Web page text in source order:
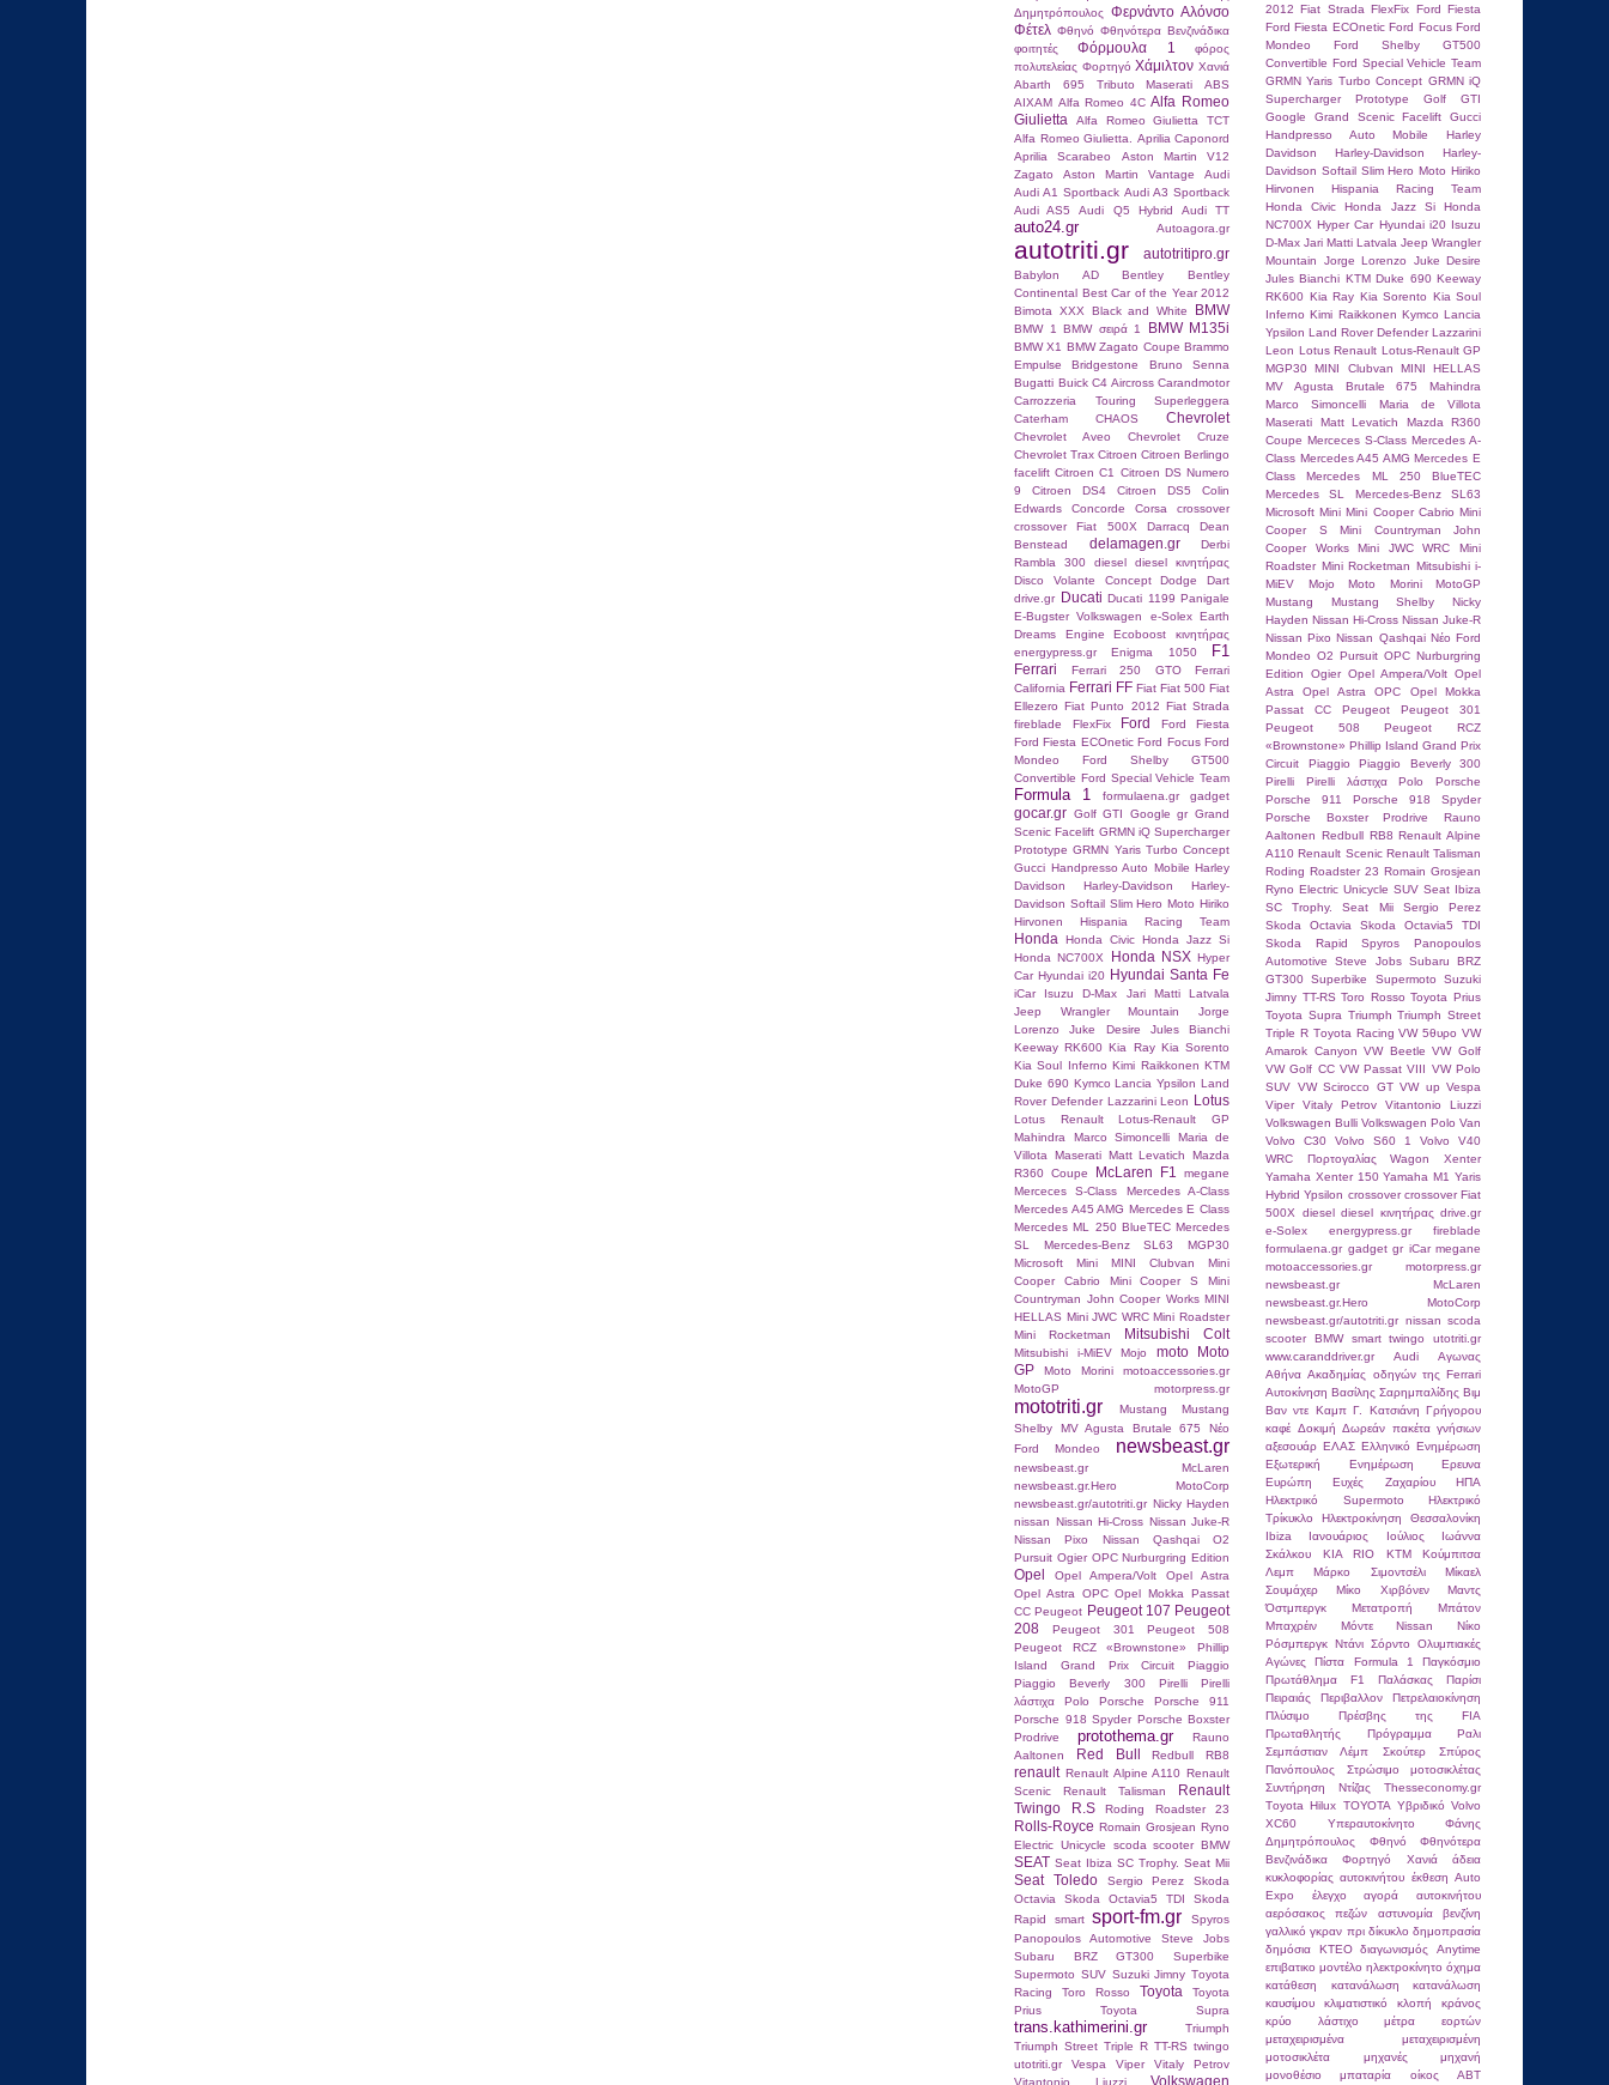
Δημητρόπουλος Φερνάντο Αλόνσο
Φέτελ Φθηνό Φθηνότερα Βενζινάδικα
φοιτητές
Φόρμουλα 1
φόρος
πολυτελείας Φορτηγό Χάμιλτον Χανιά
Abarth 695 Tributo Maserati
ABS
AIXAM Alfa Romeo 4C Alfa Romeo
Giulietta
Alfa Romeo Giulietta TCT
Alfa Romeo Giulietta.
Aprilia Caponord
Aprilia Scarabeo
Aston Martin V12
Zagato
Aston Martin Vantage
Audi
Audi A1 Sportback Audi A3 Sportback
Audi AS5
Audi Q5 Hybrid Audi TT
auto24.gr Autoagora.gr
autotriti.gr autotritipro.gr
Babylon AD Bentley
Bentley
Continental Best Car of the Year 2012
Bimota XXX
Black and White BMW
BMW 1 BMW σειρά 1 BMW M135i
BMW X1 BMW Zagato Coupe Brammo
Empulse
Bridgestone
Bruno Senna
Bugatti Buick C4 Aircross Carandmotor
Carrozzeria Touring Superleggera
Caterham
CHAOS Chevrolet
Chevrolet Aveo
Chevrolet Cruze
Chevrolet Trax Citroen Citroen Berlingo
facelift Citroen C1
Citroen DS Numero
9
Citroen DS4 Citroen DS5
Colin
Edwards
Concorde Corsa
crossover
crossover Fiat 500X
Darracq
Dean
Benstead
delamagen.gr
Derbi
Rambla 300
diesel
diesel κινητήρας
Disco Volante Concept
Dodge Dart
drive.gr
Ducati Ducati 1199 Panigale
E-Bugster Volkswagen
e-Solex Earth
Dreams Engine
Ecoboost κινητήρας
energypress.gr
Enigma 1050 F1
Ferrari Ferrari 250 GTO
Ferrari
California Ferrari FF Fiat Fiat 500 Fiat
Ellezero Fiat Punto 2012 Fiat Strada
fireblade
FlexFix Ford
Ford Fiesta
Ford Fiesta ECOnetic Ford Focus Ford
Mondeo
Ford Shelby GT500
Convertible Ford Special Vehicle Team
Formula 1 formulaena.gr gadget
gocar.gr Golf GTI Google gr Grand
Scenic Facelift GRMN iQ Supercharger
Prototype GRMN Yaris Turbo Concept
Gucci Handpresso Auto Mobile Harley
Davidson
Harley-Davidson
Harley-
Davidson Softail Slim Hero Moto Hiriko
Hirvonen
Hispania Racing Team
Honda Honda Civic Honda Jazz Si
Honda NC700X
Honda NSX Hyper
Car Hyundai i20 Hyundai Santa Fe
iCar Isuzu D-Max
Jari Matti Latvala
Jeep Wrangler Mountain
Jorge
Lorenzo
Juke Desire
Jules Bianchi
Keeway RK600 Kia Ray Kia Sorento
Kia Soul Inferno Kimi Raikkοnen KTM
Duke 690 Kymco Lancia Ypsilon Land
Rover Defender Lazzarini Leon Lotus
Lotus Renault
Lotus-Renault GP
Mahindra
Marco Simoncelli
Maria de
Villota
Maserati Matt Levatich
Mazda
R360 Coupe
McLaren F1
megane
Merceces S-Class
Mercedes A-Class
Mercedes A45 AMG Mercedes E Class
Mercedes ML 250 BlueTEC Mercedes
SL
Mercedes-Benz SL63
MGP30
Microsoft
Mini MINI Clubvan
Mini
Cooper Cabrio
Mini Cooper S
Mini
Countryman John Cooper Works MINI
HELLAS Mini JWC WRC Mini Roadster
Mini Rocketman
Mitsubishi Colt
Mitsubishi i-MiEV Mojo moto
Moto
GP
Moto Morini
motoaccessories.gr
MotoGP
motorpress.gr
mototriti.gr Mustang
Mustang
Shelby
MV Agusta Brutale 675
Nέο
Ford Mondeo
newsbeast.gr
newsbeast.gr McLaren
newsbeast.gr.Hero MotoCorp
newsbeast.gr/autotriti.gr Nicky Hayden
nissan Nissan Hi-Cross Nissan Juke-R
Nissan Pixo
Nissan Qashqai
O2
Pursuit Ogier OPC Nurburgring Edition
Opel Opel Ampera/Volt
Opel Astra
Opel Astra OPC Opel Mokka
Passat
CC Peugeot Peugeot 107 Peugeot
208
Peugeot 301
Peugeot 508
Peugeot RCZ «Brownstone»
Phillip
Island Grand Prix Circuit
Piaggio
Piaggio Beverly 300
Pirelli
Pirelli
λάστιχα
Polo Porsche
Porsche 911
Porsche 918 Spyder Porsche Boxster
Prodrive
protothema.gr
Rauno
Aaltonen
Red Bull Redbull RB8
renault Renault Alpine A110 Renault
Scenic
Renault Talisman
Renault
Twingo R.S
Roding Roadster 23
Rolls-Royce Romain Grosjean Ryno
Electric Unicycle
scoda scooter BMW
SEAT Seat Ibiza SC Trophy. Seat Mii
Seat Toledo Sergio Perez
Skoda
Octavia
Skoda Octavia5 TDI
Skoda
Rapid
smart sport-fm.gr
Spyros
Panopoulos Autοmotive
Steve Jobs
Subaru BRZ GT300
Superbike
Supermoto SUV Suzuki Jimny Tοyota
Racing
Toro Rosso Toyota
Toyota
Prius
Toyota Supra
trans.kathimerini.gr
Triumph
Triumph Street Triple R TT-RS twingo
utotriti.gr
Vespa Viper
Vitaly Petrov
Vitantonio Liuzzi
Volkswagen
2012 Fiat Strada FlexFix Ford Fiesta
Ford Fiesta ECOnetic Ford Focus Ford
Mondeo
Ford Shelby GT500
Convertible Ford Special Vehicle Team
GRMN Yaris Turbo Concept GRMN iQ
Supercharger Prototype
Golf GTI
Google
Grand Scenic Facelift
Gucci
Handpresso Auto Mobile
Harley
Davidson
Harley-Davidson
Harley-
Davidson Softail Slim Hero Moto Hiriko
Hirvonen
Hispania Racing Team
Honda Civic
Honda Jazz Si
Honda
NC700X Hyper Car Hyundai i20 Isuzu
D-Max Jari Matti Latvala Jeep Wrangler
Mountain
Jorge Lorenzo
Juke Desire
Jules Bianchi KTM Duke 690 Keeway
RK600 Kia Ray Kia Sorento Kia Soul
Inferno Kimi Raikkοnen Kymco Lancia
Ypsilon Land Rover Defender Lazzarini
Leon Lotus Renault Lotus-Renault GP
MGP30 MINI Clubvan
MINI HELLAS
MV Agusta Brutale 675
Mahindra
Marco Simoncelli
Maria de Villota
Maserati
Matt Levatich
Mazda R360
Coupe Merceces S-Class Mercedes A-
Class Mercedes A45 AMG Mercedes E
Class
Mercedes ML 250 BlueTEC
Mercedes SL
Mercedes-Benz SL63
Microsoft Mini Mini Cooper Cabrio Mini
Cooper S
Mini Countryman John
Cooper Works
Mini JWC WRC
Mini
Roadster Mini Rocketman Mitsubishi i-
MiEV
Mojo Moto Morini
MotoGP
Mustang
Mustang Shelby
Nicky
Hayden Nissan Hi-Cross Nissan Juke-R
Nissan Pixo Nissan Qashqai Nέο Ford
Mondeo O2 Pursuit OPC Nurburgring
Edition
Ogier Opel Ampera/Volt Opel
Astra
Opel Astra OPC
Opel Mokka
Passat CC
Peugeot
Peugeot 301
Peugeot 508
Peugeot RCZ
«Brownstone» Phillip Island Grand Prix
Circuit
Piaggio
Piaggio Beverly 300
Pirelli
Pirelli λάστιχα Polo
Porsche
Porsche 911
Porsche 918 Spyder
Porsche Boxster
Prodrive
Rauno
Aaltonen Redbull RB8 Renault Alpine
A110 Renault Scenic Renault Talisman
Roding Roadster 23 Romain Grosjean
Ryno Electric Unicycle SUV Seat Ibiza
SC Trophy.
Seat Mii
Sergio Perez
Skoda Octavia
Skoda Octavia5 TDI
Skoda Rapid
Spyros Panopoulos
Autοmotive
Steve Jobs Subaru BRZ
GT300 Superbike Supermoto
Suzuki
Jimny TT-RS Toro Rosso Toyota Prius
Toyota Supra Triumph Triumph Street
Triple R Tοyota Racing VW 5θυρο VW
Amarok Canyon VW Beetle VW Golf
VW Golf CC VW Passat VIII VW Polo
SUV VW Scirocco GT VW up Vespa
Viper
Vitaly Petrov
Vitantonio Liuzzi
Volkswagen Bulli Volkswagen Polo Van
Volvo C30
Volvo S60 1
Volvo V40
WRC Πορτογαλίας
Wagon
Xenter
Yamaha Xenter 150 Yamaha Μ1 Yaris
Hybrid Ypsilon crossover crossover Fiat
500X
diesel diesel κινητήρας drive.gr
e-Solex
energypress.gr
fireblade
formulaena.gr gadget gr iCar megane
motoaccessories.gr
motorpress.gr
newsbeast.gr McLaren
newsbeast.gr.Hero MotoCorp
newsbeast.gr/autotriti.gr nissan scoda
scooter BMW
smart twingo
utotriti.gr
www.caranddriver.gr
Αudi
Αγωνας
Αθήνα Ακαδημίας οδηγών της Ferrari
Αυτοκίνηση Βασίλης Σαρημπαλίδης Βιμ
Βαν ντε Καμπ Γ. Κατσιάνη Γρήγορου
καφέ Δοκιμή Δωρεάν πακέτα γνήσιων
αξεσουάρ ΕΛΑΣ Ελληνικό Ενημέρωση
Εξωτερική Ενημέρωση
Ερευνα
Ευρώπη
Ευχές Ζαχαρίου
ΗΠΑ
Ηλεκτρικό Supermoto
Ηλεκτρικό
Τρίκυκλο
Ηλεκτροκίνηση
Θεσσαλονίκη
Ιbiza
Ιανουάριος Ιούλιος
Ιωάννα
Σκάλκου
ΚΙΑ RIO ΚΤΜ
Κούμπιτσα
Λεμπ
Μάρκο Σιμοντσέλι
Μίκαελ
Σουμάχερ
Μίκο Χιρβόνεν
Μαντς
Όστμπεργκ
Μετατροπή
Μπάτον
Μπαχρέιν
Μόντε Νissan
Νίκο
Ρόσμπεργκ Ντάνι Σόρντο
Ολυμπιακές
Αγώνες
Πίστα Formula 1
Παγκόσμιο
Πρωτάθλημα F1
Παλάσκας
Παρίσι
Πειραιάς
Περιβαλλον
Πετρελαιοκίνηση
Πλύσιμο
Πρέσβης της FIA
Πρωταθλητής
Πρόγραμμα
Ραλι
Σεμπάστιαν Λέμπ
Σκούτερ
Σπύρος
Πανόπουλος
Στρώσιμο μοτοσικλέτας
Συντήρηση Ντίζας
Τhesseconomy.gr
Τoyota Hilux ΤΟΥΟΤΑ Υβριδικό Volvo
XC60
Υπεραυτοκίνητο
Φάνης
Δημητρόπουλος
Φθηνό
Φθηνότερα
Βενζινάδικα
Φορτηγό Χανιά
άδεια
κυκλοφορίας αυτοκινήτου έκθεση Auto
Expo
έλεγχο
αγορά αυτοκινήτου
αερόσακος πεζών
αστυνομία
βενζίνη
γαλλικό γκραν πρι δίκυκλο δημοπρασία
δημόσια ΚΤΕΟ
διαγωνισμός Anytime
επιβατικο μοντέλο ηλεκτροκίνητο όχημα
κατάθεση
κατανάλωση
κατανάλωση
καυσίμου
κλιματιστικό κλοπή
κράνος
κρύο
λάστιχο
μέτρα εορτών
μεταχειρισμένα
μεταχειρισμένη
μοτοσικλέτα
μηχανές
μηχανή
μονοθέσιο
μπαταρία οίκος ABT